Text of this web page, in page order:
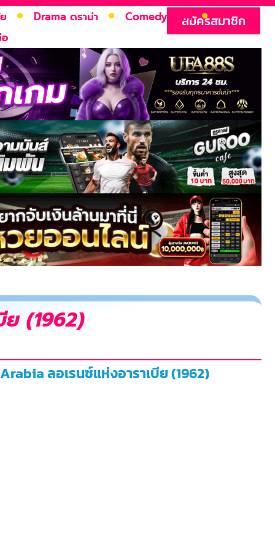
สมัครสมาชิก
Drama ดราม่า
Comedy ตลก
(1962)
ลอเรนซ์แห่งอาราเบีย (1962)